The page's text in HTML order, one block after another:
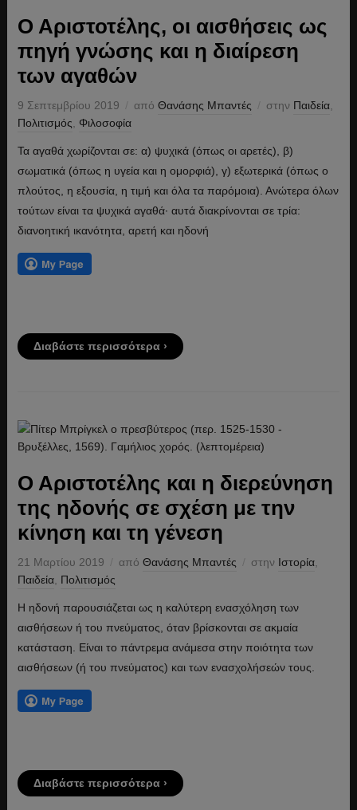
Ο Αριστοτέλης, οι αισθήσεις ως
πηγή γνώσης και η διαίρεση
των αγαθών
9 Σεπτεμβρίου 2019 από Θανάσης Μπαντές στην Παιδεία,
Πολιτισμός
Φιλοσοφία
Τα αγαθά χωρίζονται σε: α) ψυχικά (όπως οι αρετές), β)
σωματικά (όπως η υγεία και η ομορφιά), γ) εξωτερικά (όπως ο
πλούτος, η εξουσία, η τιμή και όλα τα παρόμοια). Ανώτερα όλων
τούτων είναι τα ψυχικά αγαθά· αυτά διακρίνονται σε τρία:
διανοητική ικανότητα, αρετή και ηδονή
Διαβάστε περισσότερα ›
Ο Αριστοτέλης και η διερεύνηση
της ηδονής σε σχέση με την
κίνηση και τη γένεση
21 Μαρτίου 2019 από Θανάσης Μπαντές στην Ιστορία,
Παιδεία, Πολιτισμός
Η ηδονή παρουσιάζεται ως η καλύτερη ενασχόληση των
αισθήσεων ή του πνεύματος, όταν βρίσκονται σε ακμαία
κατάσταση. Είναι το πάντρεμα ανάμεσα στην ποιότητα των
αισθήσεων (ή του πνεύματος) και των ενασχολήσεών τους.
Διαβάστε περισσότερα ›